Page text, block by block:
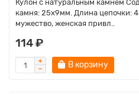
Кулон с натуральным камнем
камня: 25х9мм. Длина цепочки:
мужество, женская привл..
114 ₽
В корзину